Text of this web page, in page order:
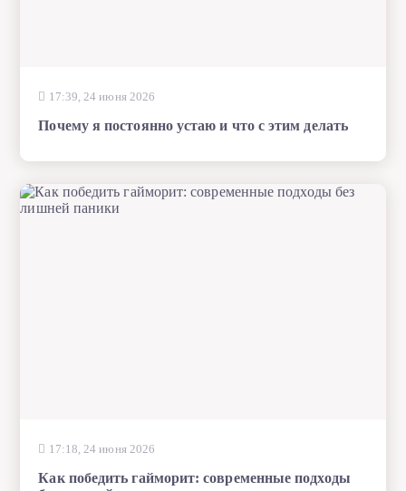
17:39, 24 июня 2026
Почему я постоянно устаю и что с этим делать
17:18, 24 июня 2026
Как победить гайморит: современные подходы